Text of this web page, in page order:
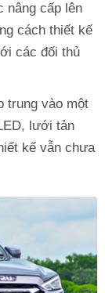
nâng cấp lên
cách thiết kế
các đối thủ
trung vào một
lưới tản
kế vẫn chưa